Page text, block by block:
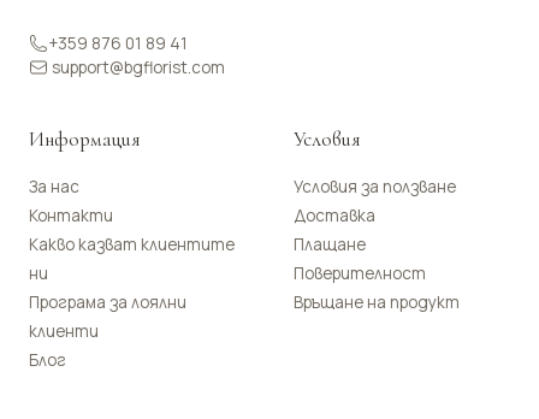
+359 876 01 89 41
support@bgflorist.com
Информация
За нас
Контакти
Какво казват клиентите
ни
Програма за лоялни
клиенти
Блог
Условия
Условия за ползване
Доставка
Плащане
Поверителност
Връщане на продукт